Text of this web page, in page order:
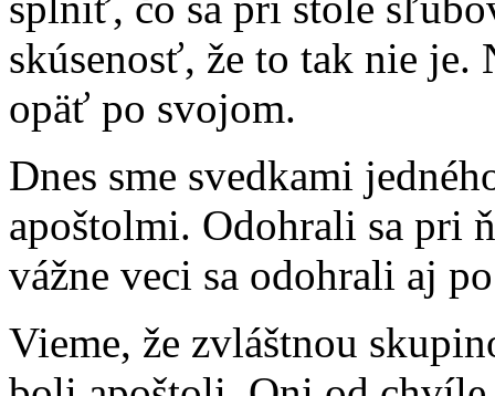
skúsenosť, že to tak nie
opäť po svojom.
Dnes sme svedkami
apoštolmi. Odohrali sa pri
vážne veci sa odohrali aj
Vieme, že zvláštnou